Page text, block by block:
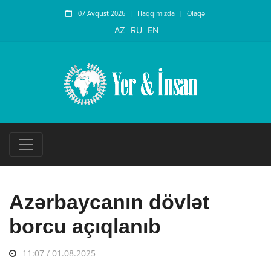
07 Avqust 2026 Haqqımızda Əlaqə
AZ RU EN
Azərbaycanın dövlət
borcu açıqlanıb
11:07 / 01.08.2025